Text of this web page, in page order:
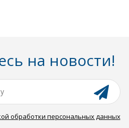
на новости!
обработки персональных данных